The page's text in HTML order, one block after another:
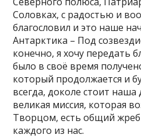
Соловках, с радостью и
благословил и это наше
Антарктика – Под
конечно, я хочу передать
было в своё время
который продолжается и
всегда, доколе стоит
великая миссия, которая
Творцом, есть общий
каждого из нас.